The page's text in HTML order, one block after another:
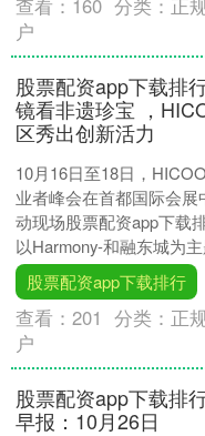
户
股票配资app下载排
镜看非遗珍宝 ，
区秀出创新活力
10月16日至18日，
业者峰会在首都国际会展
动现场股票配资app下载
以Harmony-和融东城为
股票配资app下载排行
查看：201 分类： 正
户
股票配资app下载排
早报：10月26日